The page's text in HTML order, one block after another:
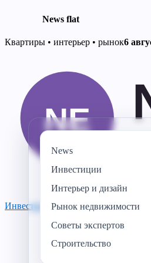
News flat
Skip
Квартиры • интерьер • рынок6
ИнвестицииСтроительствоРынок
News
Инвестиции
Интерьер и дизайн
Рынок недвижимости
Советы экспертов
Строительство